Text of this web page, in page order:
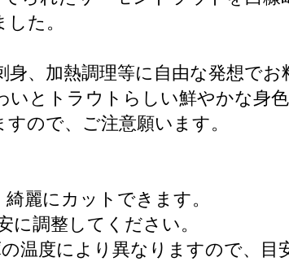
た。
、加熱調理等に自由な発想でお
とトラウトらしい鮮やかな身
ので、ご注意願います。
麗にカットできます。
に調整してください。
温度により異なりますので、目